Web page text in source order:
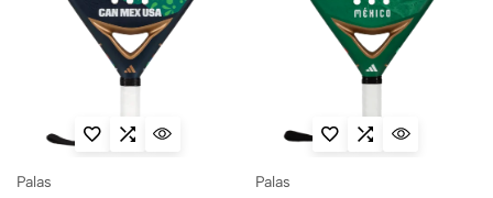
Palas Palas